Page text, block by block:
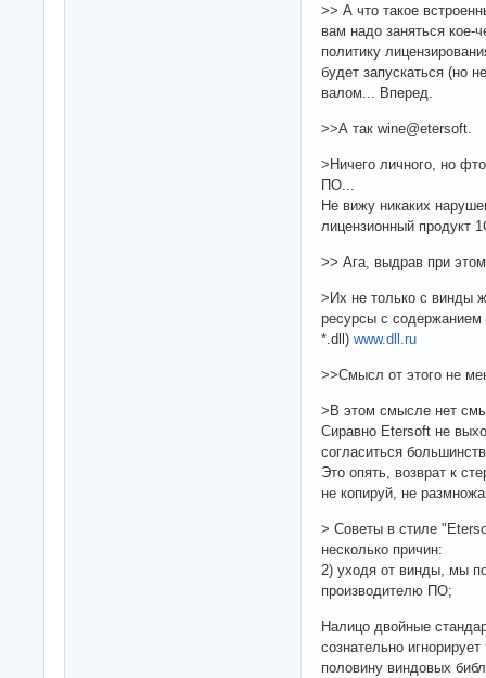
>> А что такое
вам надо заняться
политику
будет запускаться (но
валом... Вперед.
>>А так wine@etersoft.
>Ничего личного, но
ПО...
Не вижу никаких
лицензионный продукт
>> Ага, выдрав при
>Их не только с винды
ресурсы с
*.dll) www.dll.ru
>>Смысл от этого не
>В этом смысле нет
Сиравно Etersoft не
согласиться
Это опять, возврат к
не копируй, не
> Советы в стиле
несколько причин:
2) уходя от винды, мы
производителю ПО;
Налицо двойные
сознательно
половину виндовых